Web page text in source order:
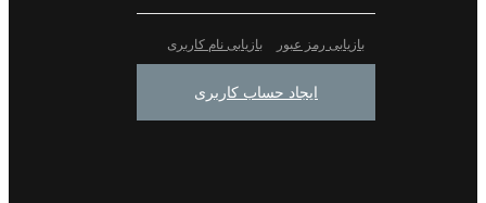
بازیابی رمز عبور بازیابی نام کاربری
ایجاد حساب کاربری